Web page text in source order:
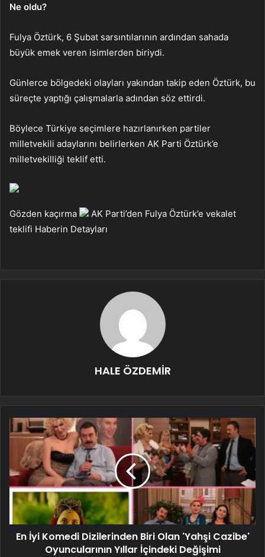
Ne oldu?
Fulya Öztürk, 6 Şubat sarsıntılarının ardından sahada
büyük emek veren isimlerden biriydi.
Günlerce bölgedeki olayları yakından takip eden Öztürk, bu
süreçte yaptığı çalışmalarla adından söz ettirdi.
Böylece Türkiye seçimlere hazırlanırken partiler
milletvekili adaylarını belirlerken AK Parti Öztürk’e
milletvekilliği teklif etti.
Gözden kaçırma
AK Parti’den Fulya Öztürk’e vekalet
teklifi Haberin Detayları
HALE ÖZDEMİR
En İyi Komedi Dizilerinden Biri Olan 'Yahşi Cazibe'
Oyuncularının Yıllar İçindeki Değişimi